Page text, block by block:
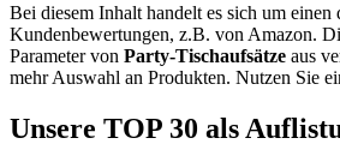
Bei diesem Inhalt handelt es sich um
Kundenbewertungen, z.B. von Amazon.
Parameter von Party-Tischaufsätze aus
mehr Auswahl an Produkten. Nutzen Sie
Unsere TOP 30 als